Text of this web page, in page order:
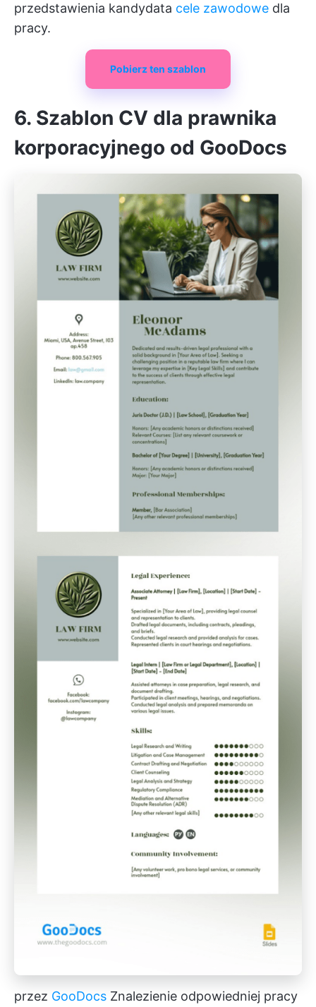
przedstawienia kandydata cele zawodowe dla
pracy.
Pobierz ten szablon
6. Szablon CV dla prawnika
korporacyjnego od GooDocs
przez GooDocs Znalezienie odpowiedniej pracy